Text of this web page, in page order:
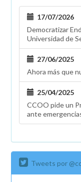
17/07/2026
Democratizar
Universidad de
27/06/2025
Ahora más que
25/04/2025
CCOO pide un
ante
Tweets por